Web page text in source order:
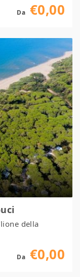
Da €0,00
della
Da €0,00